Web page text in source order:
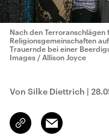
Nach den Terroranschlägen
Religionsgemeinschaften
Trauernde bei einer
Images / Allison Joyce
Von Silke Diettrich |
Link
kopieren/teilen
Email